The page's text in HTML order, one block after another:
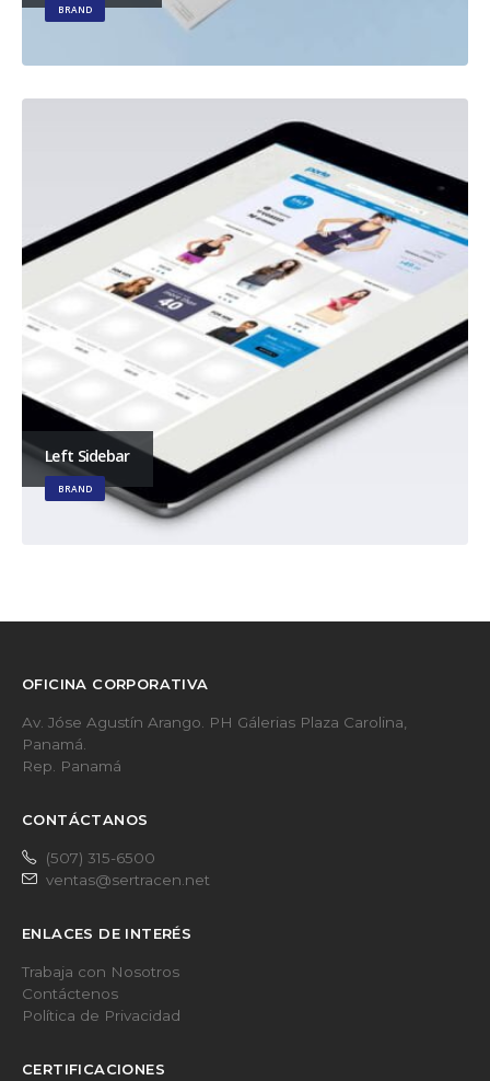
BRAND
Left Sidebar
BRAND
OFICINA CORPORATIVA
Av. Jóse Agustín Arango. PH Gálerias Plaza Carolina,
Panamá.
Rep. Panamá
CONTÁCTANOS
(507) 315-6500
ventas@sertracen.net
ENLACES DE INTERÉS
Trabaja con Nosotros
Contáctenos
Política de Privacidad
CERTIFICACIONES